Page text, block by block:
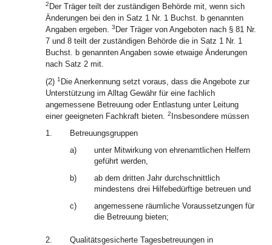
2 Der Träger teilt der zuständigen Behörde mit, wenn sich
Änderungen bei den in Satz 1 Nr. 1 Buchst. b genannten
Angaben ergeben. 3 Der Träger von Angeboten nach § 81 Nr.
7 und 8 teilt der zuständigen Behörde die in Satz 1 Nr. 1
Buchst. b genannten Angaben sowie etwaige Änderungen
nach Satz 2 mit.
(2) 1 Die Anerkennung setzt voraus, dass die Angebote zur
Unterstützung im Alltag Gewähr für eine fachlich
angemessene Betreuung oder Entlastung unter Leitung
einer geeigneten Fachkraft bieten. 2 Insbesondere müssen
1.
Betreuungsgruppen
a)
unter Mitwirkung von ehrenamtlichen Helfern
geführt werden,
b)
ab dem dritten Jahr durchschnittlich
mindestens drei Hilfebedürftige betreuen und
c)
angemessene räumliche Voraussetzungen für
die Betreuung bieten;
2.
Qualitätsgesicherte Tagesbetreuungen in